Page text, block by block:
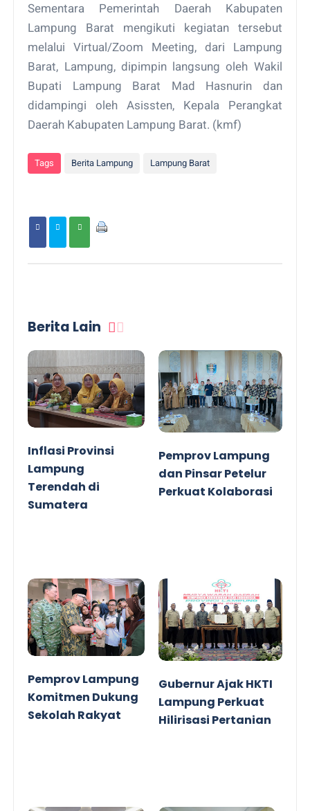
Sementara Pemerintah Daerah Kabupaten
Lampung Barat mengikuti kegiatan tersebut
melalui Virtual/Zoom Meeting, dari Lampung
Barat, Lampung, dipimpin langsung oleh Wakil
Bupati Lampung Barat Mad Hasnurin dan
didampingi oleh Asissten, Kepala Perangkat
Daerah Kabupaten Lampung Barat. (kmf)
Tags Berita Lampung Lampung Barat
Berita Lain
Inflasi Provinsi
Lampung
Terendah di
Sumatera
Pemprov Lampung
dan Pinsar Petelur
Perkuat Kolaborasi
Pemprov Lampung
Komitmen Dukung
Sekolah Rakyat
Gubernur Ajak HKTI
Lampung Perkuat
Hilirisasi Pertanian